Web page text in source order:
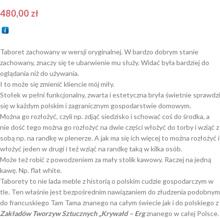
480,00 zł
Taboret zachowany w wersji oryginalnej. W bardzo dobrym stanie
zachowany, znaczy się te ubarwienie mu służy. Widać była bardziej do
oglądania niż do używania.
I to może się zmienić kliencie mój miły.
Stołek w pełni funkcjonalny, zwarta i estetyczna bryła świetnie sprawdzi
się w każdym polskim i zagranicznym gospodarstwie domowym.
Można go rozłożyć, czyli np. zdjąć siedzisko i schować coś do środka, a
nie dość tego można go rozłożyć na dwie części włożyć do torby i wziąć z
sobą np. na randkę w plenerze. A jak ma się ich więcej to można rozłożyć i
włożyć jeden w drugi i też wziąć na randkę taką w kilka osób.
Może też robić z powodzeniem za mały stolik kawowy. Raczej na jedną
kawę. Np. flat white.
Taborety to nie lada meble z historią o polskim cudzie gospodarczym w
tle. Ten właśnie jest bezpośrednim nawiązaniem do złudzenia podobnym
do francuskiego Tam Tama znanego na całym świecie jak i do polskiego z
Zakładów Tworzyw Sztucznych „Krywałd – Ergznanego w całej Polsce.